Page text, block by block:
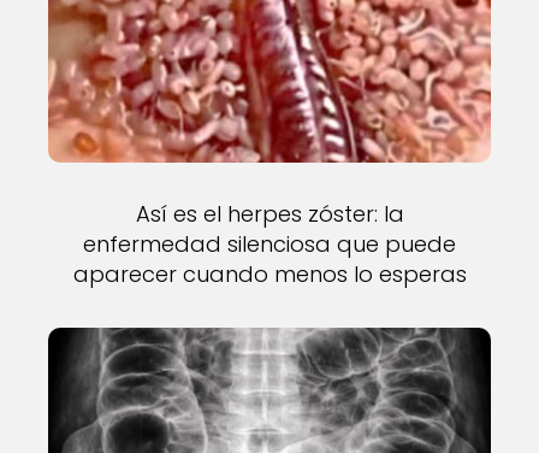
Así es el herpes zóster: la
enfermedad silenciosa que puede
aparecer cuando menos lo esperas